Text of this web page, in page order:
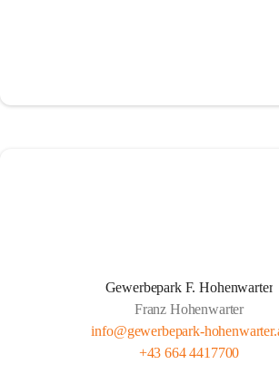
Gewerbepark F. Hohenwarter
Franz Hohenwarter
info@gewerbepark-
+43 664 4417700